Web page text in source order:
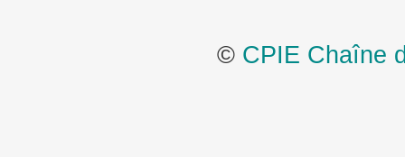
© CPIE Chaîne